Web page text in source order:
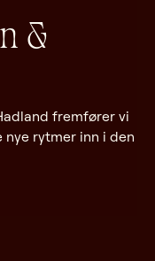
&
fremfører vi
nye rytmer inn i den